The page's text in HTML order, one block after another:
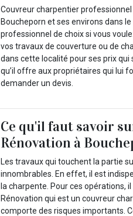
Couvreur charpentier
Boucheporn et ses environs dans
professionnel de choix si vous
vos travaux de couverture ou de
dans cette localité pour ses prix
qu’il offre aux propriétaires qui lui
demander un devis.
Ce qu'il faut savoir
Rénovation à
Les travaux qui touchent la partie
innombrables. En effet, il est
la charpente. Pour ces opérations,
Rénovation qui est un couvreur
comporte des risques importants.